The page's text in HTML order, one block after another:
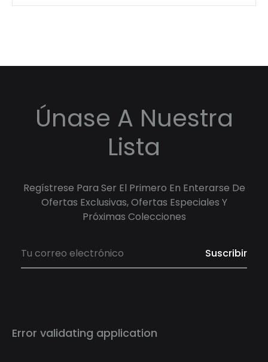
Únase A Nuestra
Lista
Regístrese Para Ser El Primero En Enterarse De
Ofertas Exclusivas, Ofertas Especiales Y
Próximas Colecciones
Error validating application